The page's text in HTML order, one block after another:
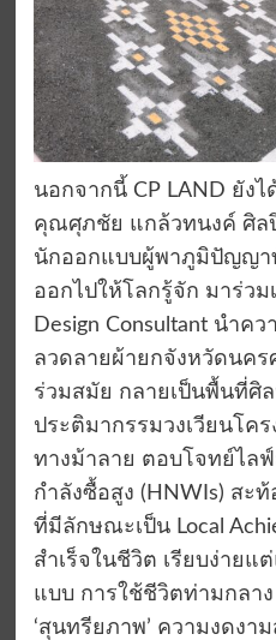
นอกจากนี้ CP LAND ยัง
คุณศุภชัย แกล้วทนงค์ ศิล
นักออกแบบผู้พาภูมิปัญญา
ออกไปให้โลกรู้จัก มาร่วม
Design Consultant นำค
ลวดลายผ้ายกจังหวัดนคร
ร่วมสมัย กลายเป็นพื้นที่ศิ
ประติมากรรมวงเวียนโค
ทางม้าลาย ตอบโจทย์ไล
กำลังซื้อสูง (HNWIs) สะ
ที่มีลักษณะเป็น Local
สำเร็จในชีวิต เรียบง่าย
แบบ การใช้ชีวิตท่ามกลาง
‘สุนทรียภาพ’ ความงดงา